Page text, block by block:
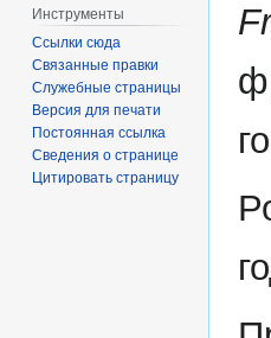
Инструменты
Ссылки сюда
Связанные правки
Служебные страницы
Версия для печати
Постоянная ссылка
Сведения о странице
Цитировать страницу